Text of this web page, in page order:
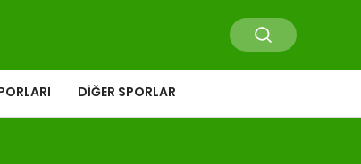
DIĞER SPORLAR